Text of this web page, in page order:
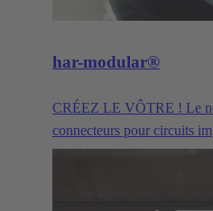
har-modular®
CRÉEZ LE VÔTRE ! Le
connecteurs pour circuits
HARTING vous offre plus